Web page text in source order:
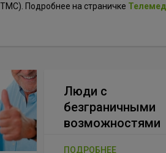
Подробнее на страничке
Люди с
безграничными
возможностями
ПОДРОБНЕЕ